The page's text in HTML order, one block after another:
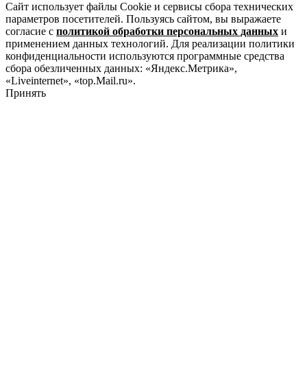
Сайт использует файлы Cookie и сервисы сбора технических
параметров посетителей. Пользуясь сайтом, вы выражаете
согласие с политикой обработки персональных данных и
применением данных технологий. Для реализации политики
конфиденциальности используются программные средства
сбора обезличенных данных: «Яндекс.Метрика»,
«Liveinternet», «top.Mail.ru».
Принять